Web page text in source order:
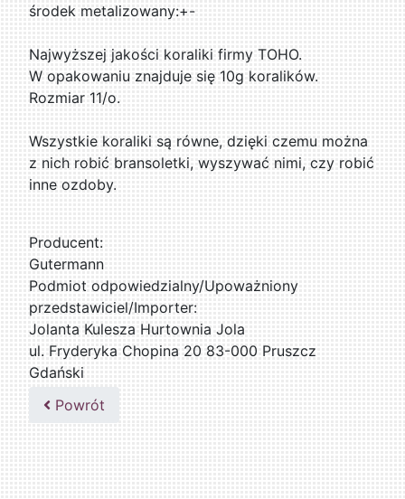
środek metalizowany:+-
Najwyższej jakości koraliki firmy TOHO.
W opakowaniu znajduje się 10g koralików.
Rozmiar 11/o.
Wszystkie koraliki są równe, dzięki czemu można
z nich robić bransoletki, wyszywać nimi, czy robić
inne ozdoby.
Producent:
Gutermann
Podmiot odpowiedzialny/Upoważniony
przedstawiciel/Importer:
Jolanta Kulesza Hurtownia Jola
ul. Fryderyka Chopina 20 83-000 Pruszcz
Gdański
502047435
Powrót